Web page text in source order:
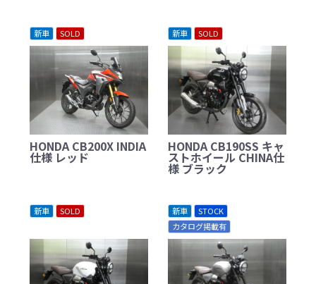
新車 SOLD
HONDA CB200X INDIA
仕様 レッド
新車 SOLD
HONDA CB190SS キャ
ストホイール CHINA仕
様 ブラック
新車 SOLD 新車
STOCK
カタログ掲載有